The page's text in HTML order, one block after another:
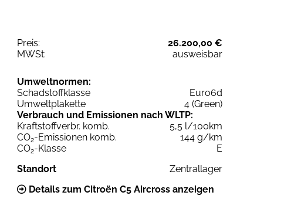
Preis:
26.200,00 €
MWSt:
ausweisbar
Umweltnormen:
Schadstoffklasse
Euro6d
Umweltplakette
4 (Green)
Verbrauch und Emissionen nach WLTP:
Kraftstoffverbr. komb.
5,5 l/100km
CO2-Emissionen komb.
144 g/km
CO2-Klasse
E
Standort
Zentrallager
Details zum Citroën C5 Aircross anzeigen